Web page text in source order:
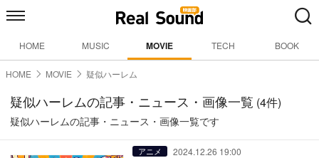
HOME MUSIC MOVIE TECH BOOK
HOME MOVIE 疑似ハーレム
疑似ハーレムの記事・ニュース・画像一覧 (4件)
疑似ハーレムの記事・ニュース・画像一覧です
アニメ 2024.12.26 19:00